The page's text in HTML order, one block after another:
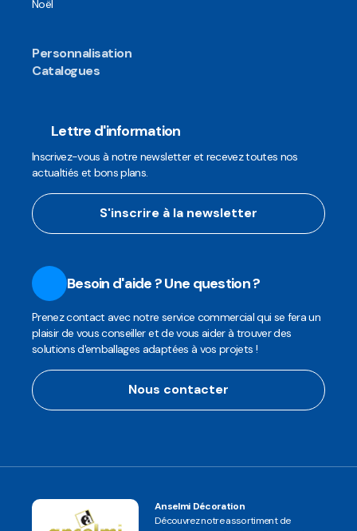
Noël
Personnalisation
Catalogues
Lettre d'information
Inscrivez-vous à notre newsletter et recevez toutes nos
actualtiés et bons plans.
S'inscrire à la newsletter
Besoin d'aide ? Une question ?
Prenez contact avec notre service commercial qui se fera un
plaisir de vous conseiller et de vous aider à trouver des
solutions d'emballages adaptées à vos projets !
Nous contacter
Anselmi Décoration
Découvrez notre assortiment de